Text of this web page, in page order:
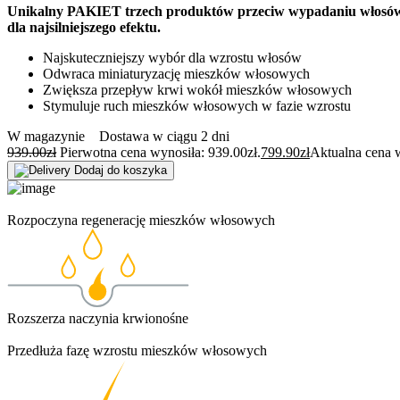
Unikalny PAKIET trzech produktów przeciw wypadaniu
dla najsilniejszego efektu.
Najskuteczniejszy wybór dla wzrostu włosów
Odwraca miniaturyzację mieszków włosowych
Zwiększa przepływ krwi wokół mieszków włosowych
Stymuluje ruch mieszków włosowych w fazie wzrostu
W magazynie
Dostawa w ciągu 2 dni
939.00zł Pierwotna cena wynosiła: 939.00zł.799.90złAktualna cena
Dodaj do koszyka
Rozpoczyna regenerację mieszków włosowych
Rozszerza naczynia krwionośne
Przedłuża fazę wzrostu mieszków włosowych